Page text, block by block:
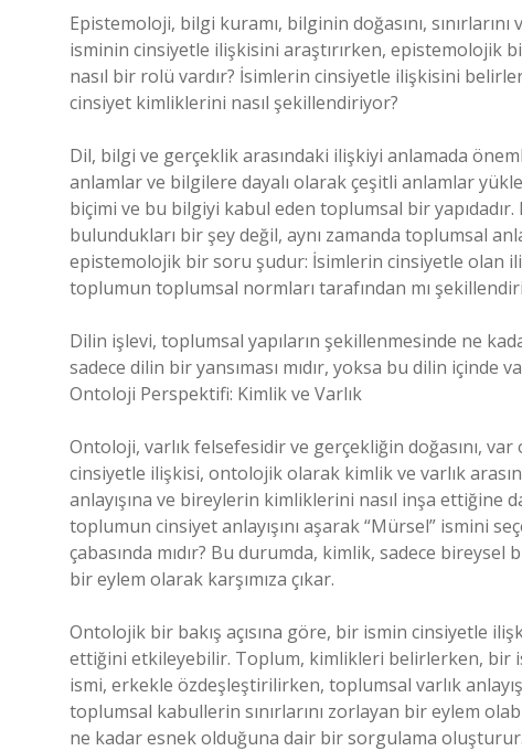
Epistemoloji, bilgi kuramı, bilginin doğasını,
isminin cinsiyetle ilişkisini araştırırken, epistemolojik
nasıl bir rolü vardır? İsimlerin cinsiyetle ilişkisini
cinsiyet kimliklerini nasıl şekillendiriyor?
Dil, bilgi ve gerçeklik arasındaki ilişkiyi anlamada
anlamlar ve bilgilere dayalı olarak çeşitli anlamlar
biçimi ve bu bilgiyi kabul eden toplumsal bir
bulundukları bir şey değil, aynı zamanda toplumsal
epistemolojik bir soru şudur: İsimlerin cinsiyetle olan
toplumun toplumsal normları tarafından mı
Dilin işlevi, toplumsal yapıların şekillenmesinde ne
sadece dilin bir yansıması mıdır, yoksa bu dilin içinde
Ontoloji Perspektifi: Kimlik ve Varlık
Ontoloji, varlık felsefesidir ve gerçekliğin doğasını,
cinsiyetle ilişkisi, ontolojik olarak kimlik ve varlık
anlayışına ve bireylerin kimliklerini nasıl inşa
toplumun cinsiyet anlayışını aşarak “Mürsel” ismini
çabasında mıdır? Bu durumda, kimlik, sadece
bir eylem olarak karşımıza çıkar.
Ontolojik bir bakış açısına göre, bir ismin cinsiyetle
ettiğini etkileyebilir. Toplum, kimlikleri belirlerken, bir
ismi, erkekle özdeşleştirilirken, toplumsal varlık
toplumsal kabullerin sınırlarını zorlayan bir eylem
ne kadar esnek olduğuna dair bir sorgulama oluşturur.